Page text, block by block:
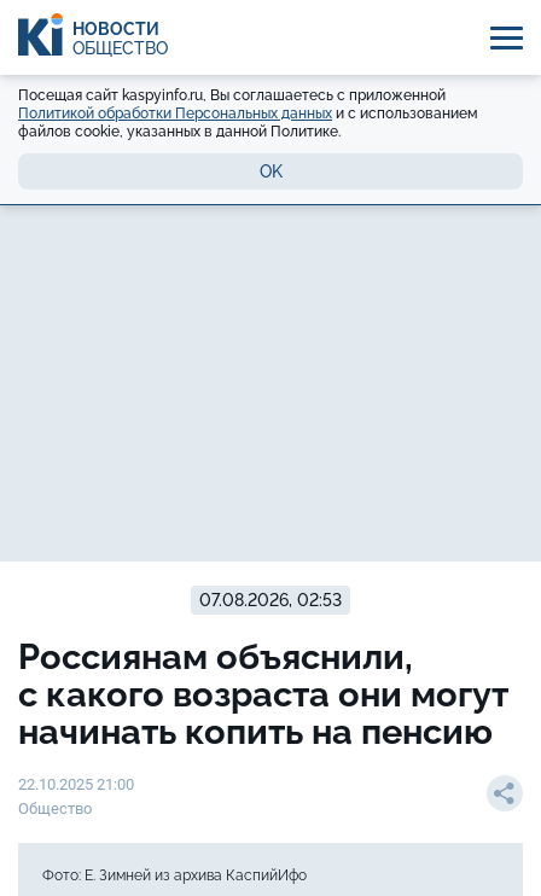
НОВОСТИ
ОБЩЕСТВО
Посещая сайт kaspyinfo.ru, Вы соглашаетесь с приложенной
Политикой обработки Персональных данных и с использованием
файлов cookie, указанных в данной Политике.
OK
07.08.2026, 02:53
Россиянам объяснили,
с какого возраста они могут
начинать копить на пенсию
22.10.2025 21:00
Общество
Фото: Е. Зимней из архива КаспийИфо